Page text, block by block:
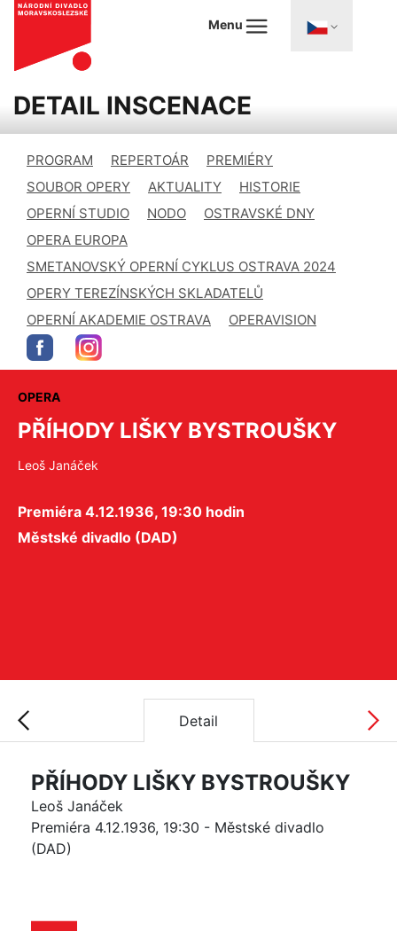
Menu
DETAIL INSCENACE
PROGRAM REPERTOÁR
PREMIÉRY
SOUBOR OPERY
AKTUALITY
HISTORIE
OPERNÍ STUDIO
NODO
OSTRAVSKÉ DNY
OPERA EUROPA
SMETANOVSKÝ OPERNÍ CYKLUS OSTRAVA 2024
OPERY TEREZÍNSKÝCH SKLADATELŮ
OPERNÍ AKADEMIE OSTRAVA
OPERAVISION
OPERA
PŘÍHODY LIŠKY BYSTROUŠKY
Leoš Janáček
Premiéra 4.12.1936, 19:30 hodin
Městské divadlo (DAD)
Detail
PŘÍHODY LIŠKY BYSTROUŠKY
Leoš Janáček
Premiéra 4.12.1936, 19:30 - Městské divadlo
(DAD)